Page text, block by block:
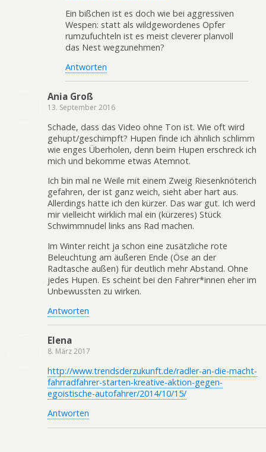
Ein bißchen ist es doch wie bei aggressiven
Wespen: statt als wildgewordenes Opfer
rumzufuchteln ist es meist cleverer planvoll
das Nest wegzunehmen?
Antworten
Ania Groß
13. September 2016
Schade, dass das Video ohne Ton ist. Wie oft wird
gehupt/geschimpft? Hupen finde ich ähnlich schlimm
wie enges Überholen, denn beim Hupen erschreck ich
mich und bekomme etwas Atemnot.
Ich bin mal ne Weile mit einem Zweig Riesenknöterich
gefahren, der ist ganz weich, sieht aber hart aus.
Allerdings hatte ich den kürzer. Das war gut. Ich werd
mir vielleicht wirklich mal ein (kürzeres) Stück
Schwimmnudel links ans Rad machen.
Im Winter reicht ja schon eine zusätzliche rote
Beleuchtung am äußeren Ende (Öse an der
Radtasche außen) für deutlich mehr Abstand. Ohne
jedes Hupen. Es scheint bei den Fahrer*innen eher im
Unbewussten zu wirken.
Antworten
Elena
8. März 2017
http://www.trendsderzukunft.de/radler-an-die-macht-
fahrradfahrer-starten-kreative-aktion-gegen-
egoistische-autofahrer/2014/10/15/
Antworten